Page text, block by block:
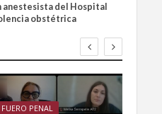
anestesista del Hospital
obstétrica
FUERO PENAL